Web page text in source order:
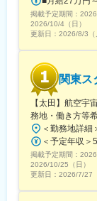
■当社の魅力
元メーカー
開発拠点（
を活かし、
を身に着け
◎「安定した
◎「最先端×
手メーカー
◎「先端技
機関との共
◎「尖った技
現在自社開
◎「安心感の
チーム配属
◎「安心し
掲載予定期間：
2026/10/4（日）
更新日： 2026/8/3（
関東ス
【太田】航空
務地・働き方等
掲載予定期間：
2026/10/25（日）
更新日： 2026/7/27